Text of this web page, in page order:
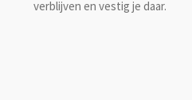
verblijven en vestig je daar.